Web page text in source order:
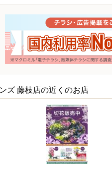
ズ 藤枝店の近くのお店